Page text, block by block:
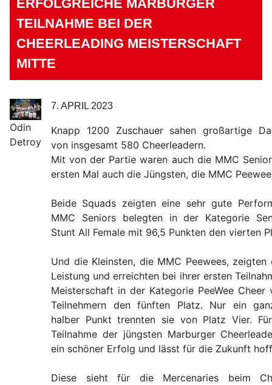
ERFOLGREICHE MARBURGER
TEILNAHME BEI DER
CHEERLEADING MEISTERSCHAFT
MITTE
Odin
Detroy
7. APRIL 2023
Knapp 1200 Zuschauer sahen großartige
von insgesamt 580 Cheerleadern.
Mit von der Partie waren auch die MMC
ersten Mal auch die Jüngsten, die MMC
Beide Squads zeigten eine sehr gute
MMC Seniors belegten in der Kategorie
Stunt All Female mit 96,5 Punkten den vierten
Und die Kleinsten, die MMC Peewees, zeigten
Leistung und erreichten bei ihrer ersten
Meisterschaft in der Kategorie PeeWee Cheer
Teilnehmern den fünften Platz. Nur ein
halber Punkt trennten sie von Platz Vier.
Teilnahme der jüngsten Marburger
ein schöner Erfolg und lässt für die Zukunft
Diese sieht für die Mercenaries beim